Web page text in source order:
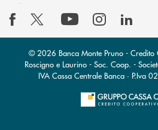
© 2026 Banca Monte Pruno - Credito
Roscigno e Laurino - Soc. Coop. -
IVA Cassa Centrale Banca · P.Iva